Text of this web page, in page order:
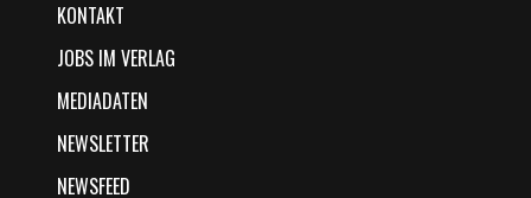
KONTAKT
JOBS IM VERLAG
MEDIADATEN
NEWSLETTER
NEWSFEED